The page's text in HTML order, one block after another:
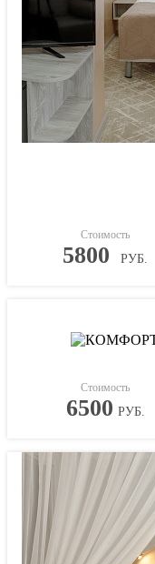
Стоимость
5800 РУБ.
Стоимость
6500 РУБ.